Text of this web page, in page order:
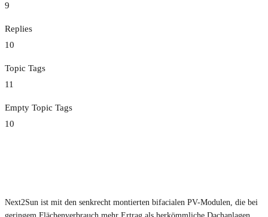
9
Replies
10
Topic Tags
11
Empty Topic Tags
10
Next2Sun ist mit den senkrecht montierten bifacialen PV-Modulen, die bei